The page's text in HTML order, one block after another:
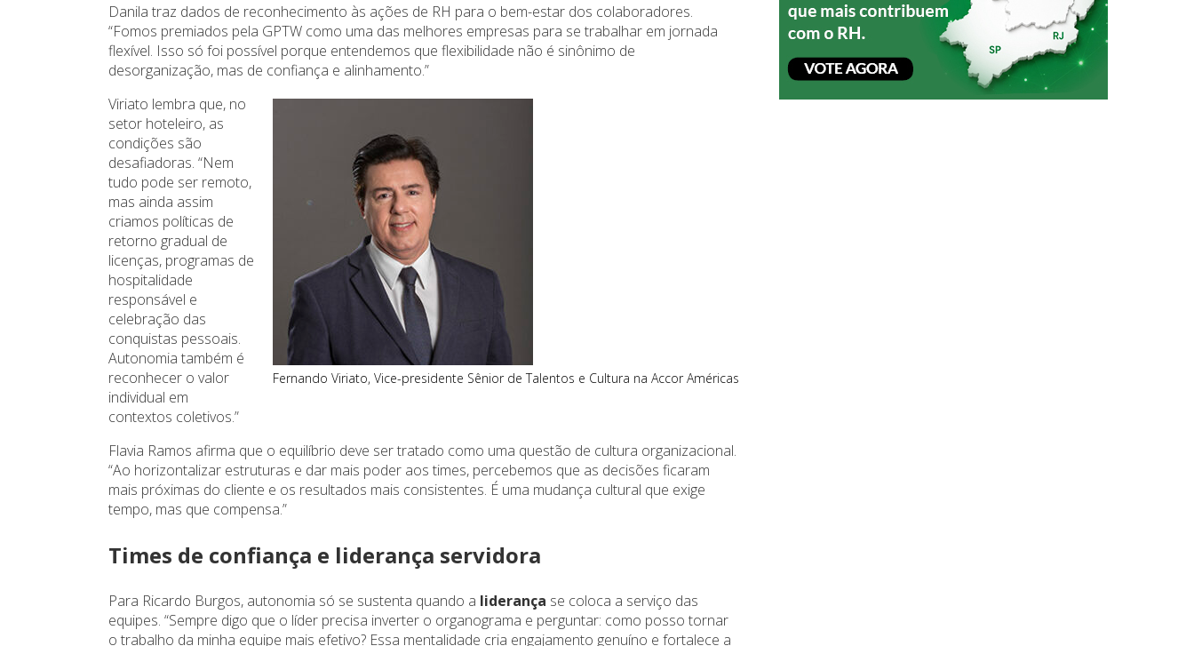
Danila traz dados de reconhecimento às ações de RH para o bem-estar dos colaboradores.
“Fomos premiados pela GPTW como uma das melhores empresas para se trabalhar em jornada
flexível. Isso só foi possível porque entendemos que flexibilidade não é sinônimo de
desorganização, mas de confiança e alinhamento.”
Fernando Viriato, Vice-presidente Sênior de Talentos e Cultura na Accor Américas
Viriato lembra que, no
setor hoteleiro, as
condições são
desafiadoras. “Nem
tudo pode ser remoto,
mas ainda assim
criamos políticas de
retorno gradual de
licenças, programas de
hospitalidade
responsável e
celebração das
conquistas pessoais.
Autonomia também é
reconhecer o valor
individual em
contextos coletivos.”
Flavia Ramos afirma que o equilíbrio deve ser tratado como uma questão de cultura organizacional.
“Ao horizontalizar estruturas e dar mais poder aos times, percebemos que as decisões ficaram
mais próximas do cliente e os resultados mais consistentes. É uma mudança cultural que exige
tempo, mas que compensa.”
Times de confiança e liderança servidora
Para Ricardo Burgos, autonomia só se sustenta quando a liderança se coloca a serviço das
equipes. “Sempre digo que o líder precisa inverter o organograma e perguntar: como posso tornar
o trabalho da minha equipe mais efetivo? Essa mentalidade cria engajamento genuíno e fortalece a